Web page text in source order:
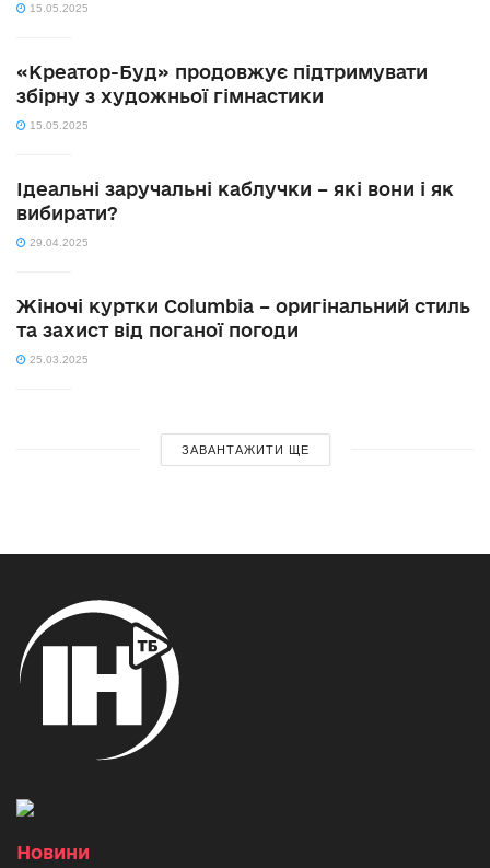
15.05.2025
«Креатор-Буд» продовжує підтримувати
збірну з художньої гімнастики
15.05.2025
Ідеальні заручальні каблучки – які вони і як
вибирати?
29.04.2025
Жіночі куртки Columbia – оригінальний стиль
та захист від поганої погоди
25.03.2025
ЗАВАНТАЖИТИ ЩЕ
Новини